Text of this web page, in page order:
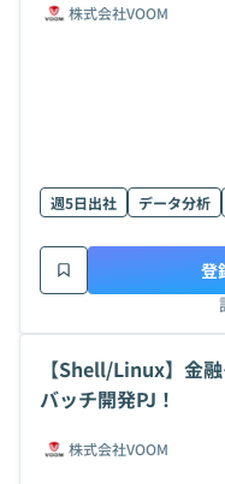
株式会社VOOM
週5日出社 データ分析
登
【Shell/Linux】金
バッチ開発PJ！
株式会社VOOM